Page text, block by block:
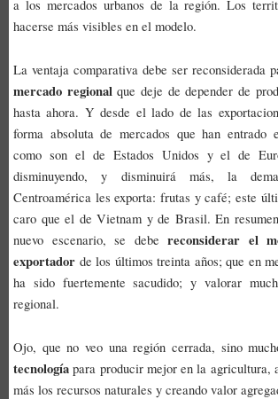
a los mercados urbanos de la región. Los
hacerse más visibles en el modelo.
La ventaja comparativa debe ser reconsiderada
mercado regional que deje de depender de
hasta ahora. Y desde el lado de las
forma absoluta de mercados que han entrado
como son el de Estados Unidos y el de
disminuyendo, y disminuirá más, la
Centroamérica les exporta: frutas y café; este
caro que el de Vietnam y de Brasil. En
nuevo escenario, se debereconsiderar el
exportador de los últimos treinta años; que en
ha sido fuertemente sacudido; y valorar
regional.
Ojo, que no veo una región cerrada, sino
tecnología para producir mejor en la agricultura,
más los recursos naturales y creando valor